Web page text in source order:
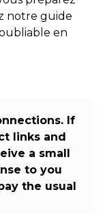
notre guide
en
If
links and
a small
to you
the usual